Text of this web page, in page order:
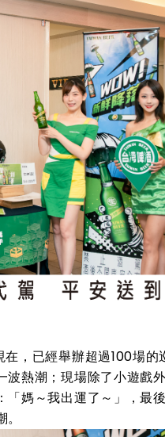
，已經舉辦超過100場
熱潮；現場除了小遊戲
媽～我出運了～」，最